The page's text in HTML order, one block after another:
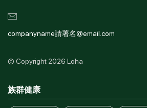
companyname請署名@email.com
© Copyright 2026 Loha
族群健康